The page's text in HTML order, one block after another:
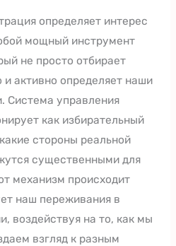
определяет интерес
мощный инструмент
не просто отбирает
и активно определяет наши
Система управления
как избирательный
стороны реальной
существенными для
механизм происходит
наш переживания в
воздействуя на то, как мы
взгляд к разным